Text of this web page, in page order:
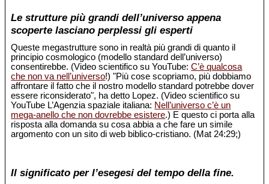
Le strutture più grandi dell’universo appena
scoperte lasciano perplessi gli esperti
Queste megastrutture sono in realtà più grandi di quanto il
principio cosmologico (modello standard dell’universo)
consentirebbe. (Video scientifico su YouTube:C’è qualcosa
che non va nell’universo!) "Più cose scopriamo, più dobbiamo
affrontare il fatto che il nostro modello standard potrebbe dover
essere riconsiderato", ha detto Lopez. (Video scientifico su
YouTube L’Agenzia spaziale italiana: Nell’universo c’è un
mega-anello che non dovrebbe esistere.) E questo ci porta alla
risposta alla domanda su cosa abbia a che fare un simile
argomento con un sito di web biblico-cristiano. (Mat 24:29;)
Il significato per l’esegesi del tempo della fine.